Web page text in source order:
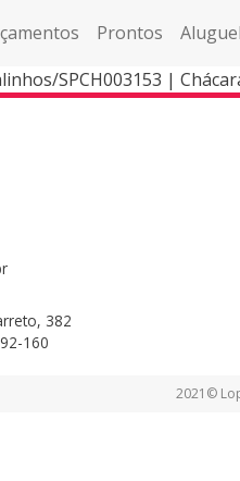
Prontos Aluguel
SPCH003153 |
382
160
2021©